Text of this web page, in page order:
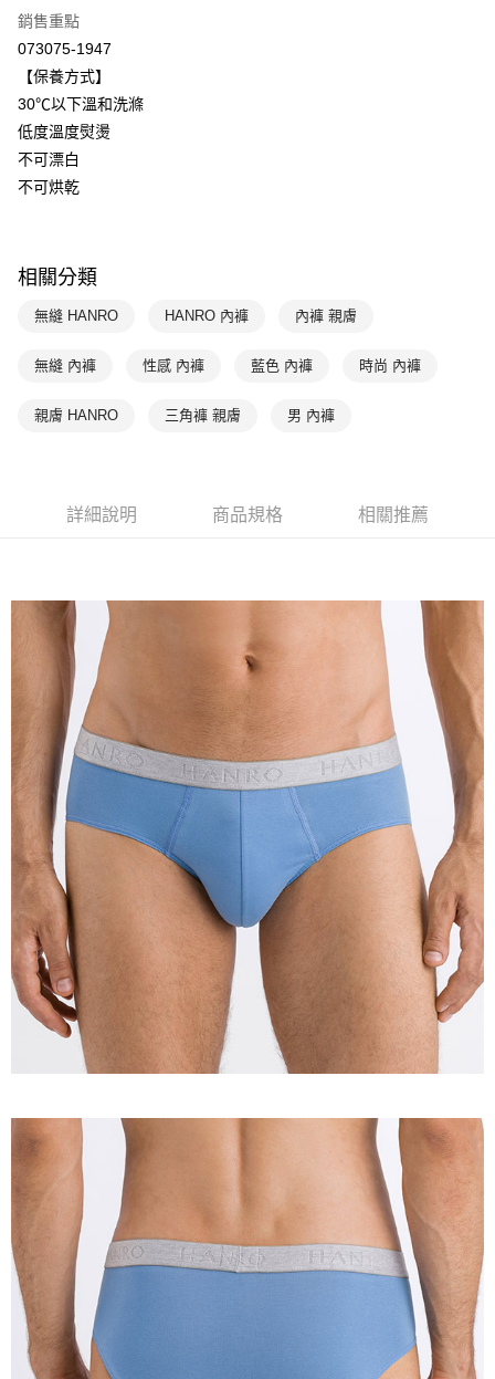
聯邦商業銀行
台新國際商業銀行
台灣樂天信用卡公司
ATM付款
運送方式
付款後全家取貨$888免運-以PackAge+配客嘉循環箱包裝寄出
每筆NT$90，滿NT$888(含以上)免運費
付款後7-11取貨
每筆NT$90，滿NT$1,000(含以上)免運費
銷售重點
073075-1947
【保養方式】
30℃以下溫和洗滌
低度溫度熨燙
不可漂白
不可烘乾
相關分類
無縫 HANRO HANRO 內褲 內褲 親膚
無縫 內褲 性感 內褲 藍色 內褲 時尚 內褲
親膚 HANRO 三角褲 親膚 男 內褲
詳細說明 商品規格 相關推薦